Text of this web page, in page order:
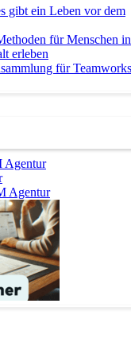
gibt ein Leben vor dem
für Menschen in
erleben
für